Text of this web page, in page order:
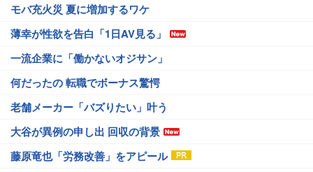
モバ充火災 夏に増加するワケ
薄幸が性欲を告白「1日AV見る」
一流企業に「働かないオジサン」
何だったの 転職でボーナス驚愕
老舗メーカー「バズりたい」叶う
大谷が異例の申し出 回収の背景
藤原竜也「労務改善」をアピール